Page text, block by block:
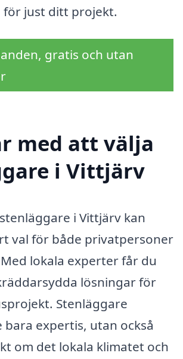
för just ditt projekt.
gratis och utan
med att välja
i Vittjärv
i Vittjärv kan
val för både privatpersoner
lokala experter får du
lösningar för
Stenläggare
expertis, utan också
om det lokala klimatet och